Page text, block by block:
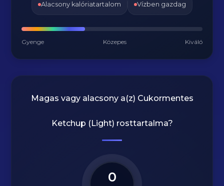
Alacsony kalóriatartalom Vízben gazdag
Gyenge Közepes Kiváló
Magas vagy alacsony a(z) Cukormentes
Ketchup (Light) rosttartalma?
0